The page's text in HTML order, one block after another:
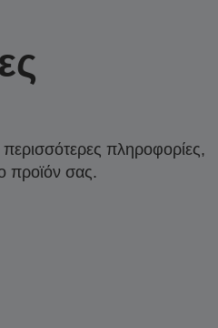
πληροφορίες,
προϊόν σας.